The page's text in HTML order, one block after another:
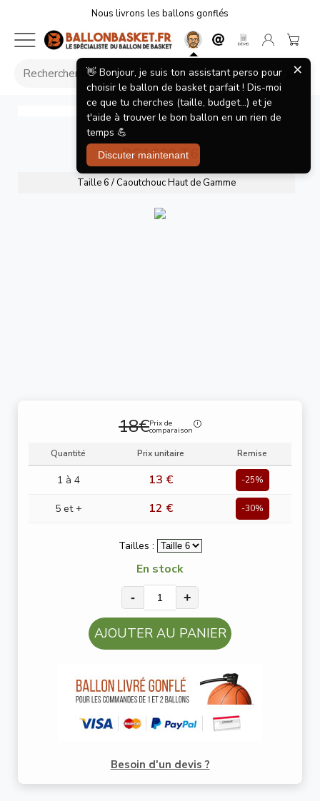
Nous livrons les ballons gonflés
Molten
Accueil/ Ballons de basket / BG1600 T6
BG1600 T6
Taille 6 / Caoutchouc Haut de Gamme
18€Prix de
comparaison
Quantité Prix unitaire Remise
1 à 4 13 € -25%
5 et + 12 € -30%
Tailles :
En stock
- +
AJOUTER AU PANIER
Besoin d'un devis ?
👋 Bonjour, je suis ton assistant perso pour
choisir le ballon de basket parfait ! Dis-moi
ce que tu cherches (taille, budget...) et je
t'aide à trouver le bon ballon en un rien de
temps 💪
Discuter maintenant
×